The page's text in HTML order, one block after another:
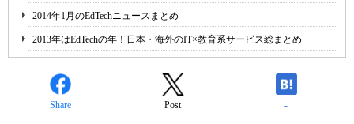
2014年1月のEdTechニュースまとめ
2013年はEdTechの年！日本・海外のIT×教育系サービス総まとめ
Share Post -